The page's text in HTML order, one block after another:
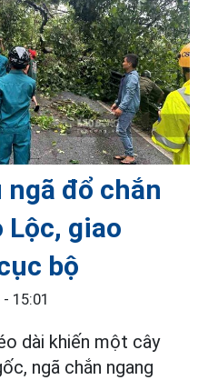
ngã đổ chắn
Lộc, giao
bộ
15:01
dài khiến một cây
ngã chắn ngang